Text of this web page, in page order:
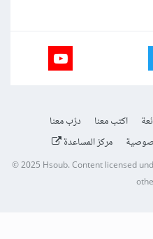
اكتب معنا
درّب معنا
مركز المساعدة
© 2025Hsoub.Content licensed